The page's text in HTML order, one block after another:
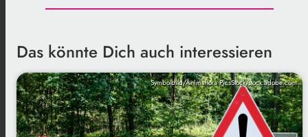
Das könnte Dich auch interessieren
Symbolbild/Animaflora PicsStock/stock.adobe.com